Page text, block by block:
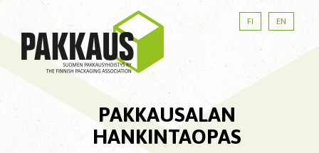
FI EN
PAKKAUSALAN
HANKINTAOPAS